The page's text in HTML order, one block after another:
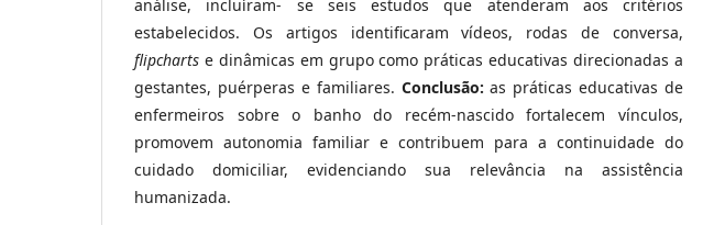
análise, incluíram- se seis estudos que atenderam aos critérios
estabelecidos. Os artigos identificaram vídeos, rodas de conversa,
flipcharts e dinâmicas em grupo como práticas educativas direcionadas a
gestantes, puérperas e familiares. Conclusão:as práticas educativas de
enfermeiros sobre o banho do recém-nascido fortalecem vínculos,
promovem autonomia familiar e contribuem para a continuidade do
cuidado domiciliar, evidenciando sua relevância na assistência
humanizada.